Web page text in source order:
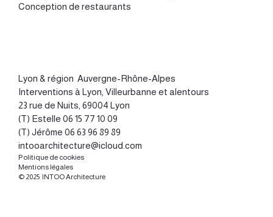
Conception de restaurants
Lyon & région Auvergne-Rhône-Alpes
Interventions à Lyon, Villeurbanne et alentours
23 rue de Nuits, 69004 Lyon
(T) Estelle 06 15 77 10 09
(T) Jérôme 06 63 96 89 89
intooarchitecture@icloud.com
Politique de cookies
Mentions légales
© 2025 INTOO Architecture